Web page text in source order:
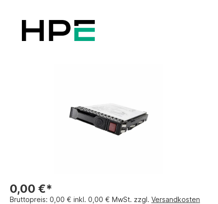
0,00 €*
Bruttopreis: 0,00 € inkl. 0,00 € MwSt. zzgl. Versandkosten